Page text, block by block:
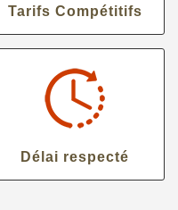
Tarifs Compétitifs
Délai respecté